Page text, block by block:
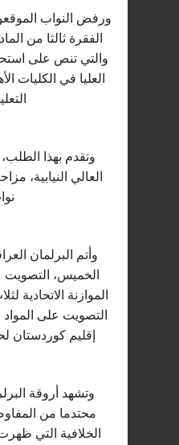
ورفض النواب
والتي تنص على
العليا في الكليات
وتقدم بهذا
وأتم البرلمان
الخميس،
الموازنة الاتحادية
التصويت على
إقليم كوردستان
وتشهد أروقة
محتدما من
الخلافية التي